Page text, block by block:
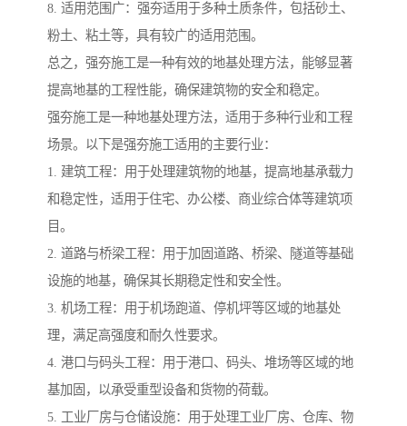
8. 适用范围广：强夯适用于多种土质条件，包括砂土、
粉土、粘土等，具有较广的适用范围。
总之，强夯施工是一种有效的地基处理方法，能够显著
提高地基的工程性能，确保建筑物的安全和稳定。
强夯施工是一种地基处理方法，适用于多种行业和工程
场景。以下是强夯施工适用的主要行业：
1. 建筑工程：用于处理建筑物的地基，提高地基承载力
和稳定性，适用于住宅、办公楼、商业综合体等建筑项
目。
2. 道路与桥梁工程：用于加固道路、桥梁、隧道等基础
设施的地基，确保其长期稳定性和安全性。
3. 机场工程：用于机场跑道、停机坪等区域的地基处
理，满足高强度和耐久性要求。
4. 港口与码头工程：用于港口、码头、堆场等区域的地
基加固，以承受重型设备和货物的荷载。
5. 工业厂房与仓储设施：用于处理工业厂房、仓库、物